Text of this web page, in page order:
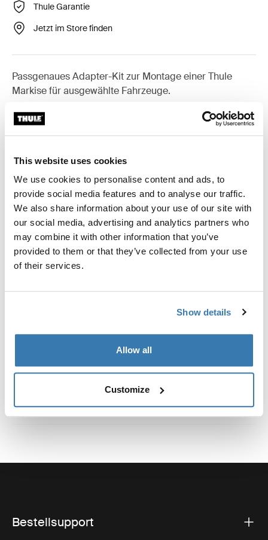
This website uses cookies
We use cookies to personalise content and ads, to
provide social media features and to analyse our traffic.
We also share information about your use of our site with
our social media, advertising and analytics partners who
may combine it with other information that you’ve
provided to them or that they’ve collected from your use
of their services.
Show details
Allow all
Customize
Thule Garantie
Jetzt im Store finden
Passgenaues Adapter-Kit zur Montage einer Thule
Markise für ausgewählte Fahrzeuge.
Toggle techspec
Technische Daten
Toggle guides and instructions
Anleitung
Toggle overview
Bewertungen
Eingetragenes Warenzeichen: Thule Schweden AB
Adresse des Herstellers: Borggatan 5,
335 73 Hillerstorp, Sweden
E-Mail-Adresse: Kontakt@thule.com
Website: www.thule.com
Bestellsupport